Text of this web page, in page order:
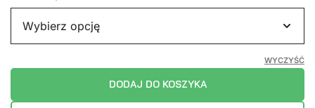
WYCZYŚĆ
DODAJ DO KOSZYKA